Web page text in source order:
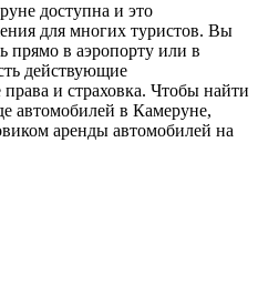
доступна и это
для многих туристов. Вы
прямо в аэропорту или в
действующие
и страховка. Чтобы найти
автомобилей в Камеруне,
аренды автомобилей на